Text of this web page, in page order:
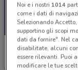
Orsolini
Scade il 31/12
Noi e i nostri 1014
come i dati di
Selezionando
supportino gli scopi
dati da fornire". Nel
disabilitate, alcuni
essere rilevanti. Puoi
modificare le tue